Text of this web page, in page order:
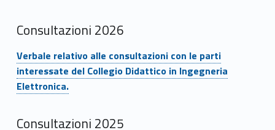
V
e
r
Consultazioni 2026
Link identifier #identifier__79772-1
Verbale relativo alle consultazioni con le parti
interessate del Collegio Didattico in Ingegneria
Elettronica.
Consultazioni 2025